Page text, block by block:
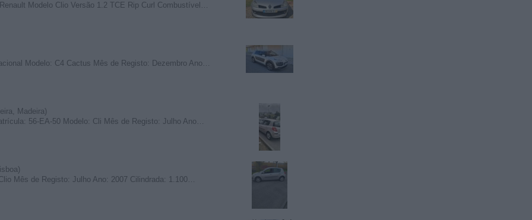
Modelo Clio Versão 1.2 TCE Rip Curl Combustível…
Modelo: C4 Cactus Mês de Registo: Dezembro Ano…
Madeira)
56-EA-50 Modelo: Cli Mês de Registo: Julho Ano…
Mês de Registo: Julho Ano: 2007 Cilindrada: 1.100…